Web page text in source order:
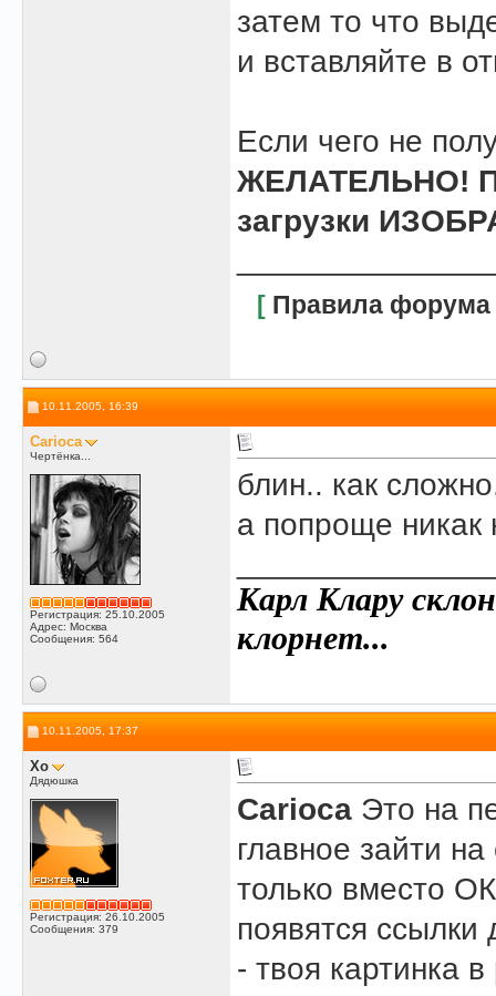
затем то что
и вставляйте в
Если чего не
ЖЕЛАТЕЛЬНО!
загрузки
[ Правила форума
10.11.2005, 16:39
Carioca
Чертёнка...
Регистрация: 25.10.2005
Адрес: Москва
Сообщения: 564
блин.. как
а попроще никак
Карл Клару
клорнет...
10.11.2005, 17:37
Xo
Дядюшка
Регистрация: 26.10.2005
Сообщения: 379
Carioca Это на
главное зайти
только вместо
появятся
- твоя картинка